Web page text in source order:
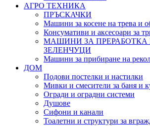
АГРО ТЕХНИКА
ПРЪСКАЧКИ
Машини за косене на трева и
Консумативи и аксесоари за
МАШИНИ ЗА ПРЕРАБОТКА
ЗЕЛЕНЧУЦИ
Машини за прибиране на
ДОМ
Подови постелки и настилки
Мивки и смесители за баня и
Огради и оградни системи
Душове
Сифони и канали
Тоалетни и структури за